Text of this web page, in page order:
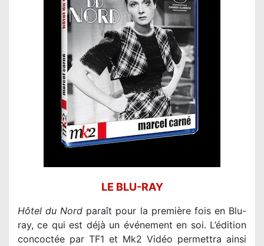
LE BLU-RAY
Hôtel du Nord paraît pour la première fois en Blu-
ray, ce qui est déjà un événement en soi. L’édition
concoctée par TF1 et Mk2 Vidéo permettra ainsi